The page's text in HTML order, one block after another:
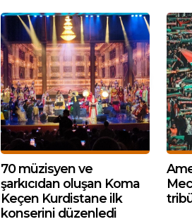
70 müzisyen ve
şarkıcıdan oluşan Koma
Keçen Kurdistane ilk
konserini düzenledi